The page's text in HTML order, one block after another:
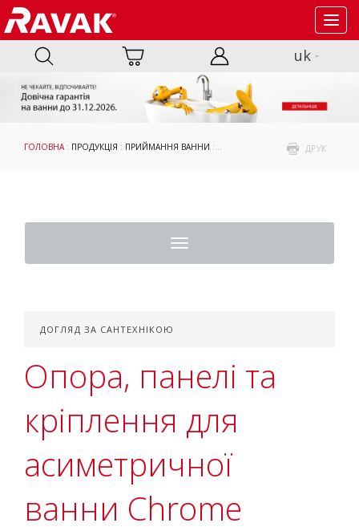
uk
ДРУК
ГОЛОВНА : ПРОДУКЦІЯ : ПРИЙМАННЯ ВАННИ : ОПОРИ, ПАНЕЛІ ТА
Toggle
navigation
ДОГЛЯД ЗА САНТЕХНІКОЮ
Опора, панелі та
кріплення для
асиметричної
ванни Chrome